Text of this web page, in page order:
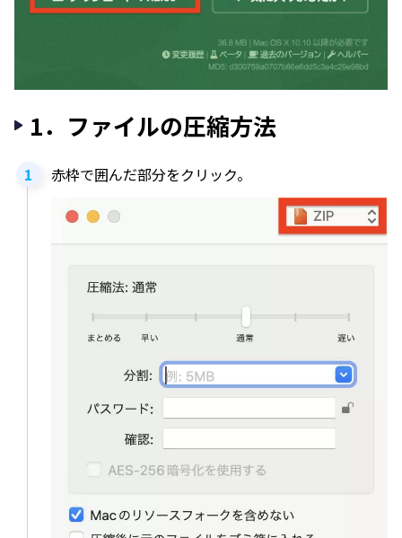
1．ファイルの圧縮方法
赤枠で囲んだ部分をクリック。